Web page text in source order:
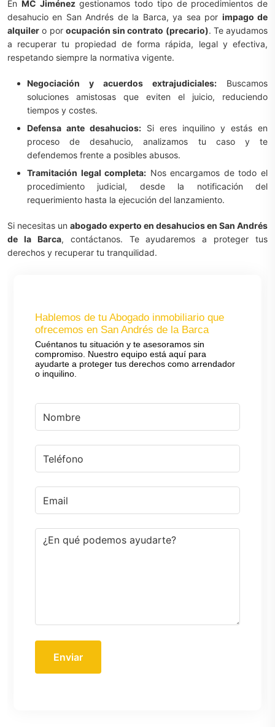
En MC Jiménezgestionamos todo tipo de procedimientos de
desahucio en San Andrés de la Barca, ya sea por impago de
alquiler o por ocupación sin contrato (precario). Te ayudamos
a recuperar tu propiedad de forma rápida, legal y efectiva,
respetando siempre la normativa vigente.
Negociación y acuerdos extrajudiciales: Buscamos
soluciones amistosas que eviten el juicio, reduciendo
tiempos y costes.
Defensa ante desahucios: Si eres inquilino y estás en
proceso de desahucio, analizamos tu caso y te
defendemos frente a posibles abusos.
Tramitación legal completa: Nos encargamos de todo el
procedimiento judicial, desde la notificación del
requerimiento hasta la ejecución del lanzamiento.
Si necesitas un abogado experto en desahucios en San Andrés
de la Barca, contáctanos. Te ayudaremos a proteger tus
derechos y recuperar tu tranquilidad.
Hablemos de tu Abogado inmobiliario que
ofrecemos en San Andrés de la Barca
Cuéntanos tu situación y te asesoramos sin
compromiso. Nuestro equipo está aquí para
ayudarte a proteger tus derechos como arrendador
o inquilino.
Enviar